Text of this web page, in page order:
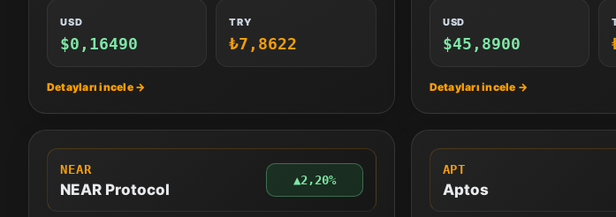
USD
$0,16490
TRY
₺7,8622
USD
$45,8900
NEAR
NEAR Protocol
▲2,20%
APT
Aptos